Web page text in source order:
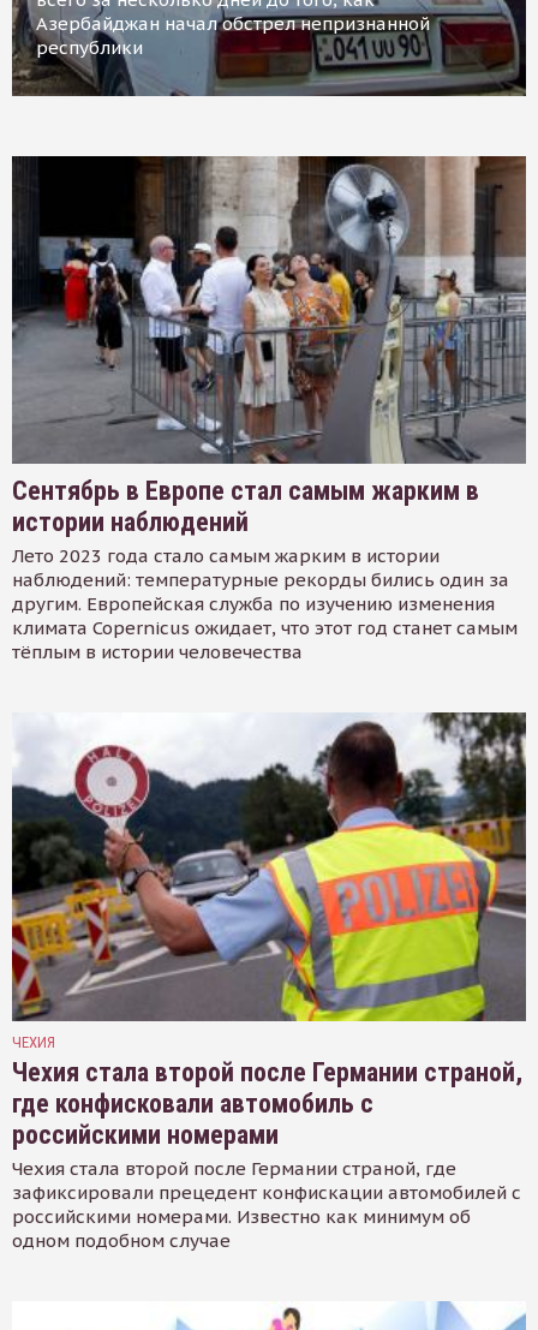
Азербайджан начал обстрел непризнанной
республики
Сентябрь в Европе стал самым жарким в
истории наблюдений
Лето 2023 года стало самым жарким в истории
наблюдений: температурные рекорды бились один за
другим. Европейская служба по изучению изменения
климата Copernicus ожидает, что этот год станет самым
тёплым в истории человечества
ЧЕХИЯ
Чехия стала второй после Германии страной,
где конфисковали автомобиль с
российскими номерами
Чехия стала второй после Германии страной, где
зафиксировали прецедент конфискации автомобилей с
российскими номерами. Известно как минимум об
одном подобном случае